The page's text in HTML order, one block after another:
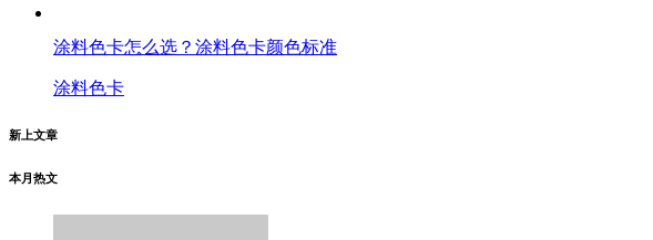
涂料色卡怎么选？涂料色卡颜色标准
涂料色卡
新上文章
本月热文